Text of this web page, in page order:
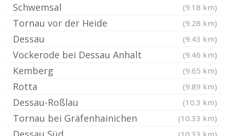
Schwemsal (9.18 km)
Tornau vor der Heide (9.28 km)
Dessau (9.43 km)
Vockerode bei Dessau Anhalt (9.46 km)
Kemberg (9.65 km)
Rotta (9.89 km)
Dessau-Roßlau (10.3 km)
Tornau bei Gräfenhainichen (10.33 km)
(10.33 km)